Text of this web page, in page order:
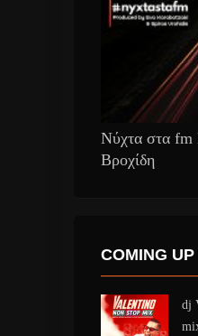
Νύχτα στα
Βροχίδη
COMING
dj